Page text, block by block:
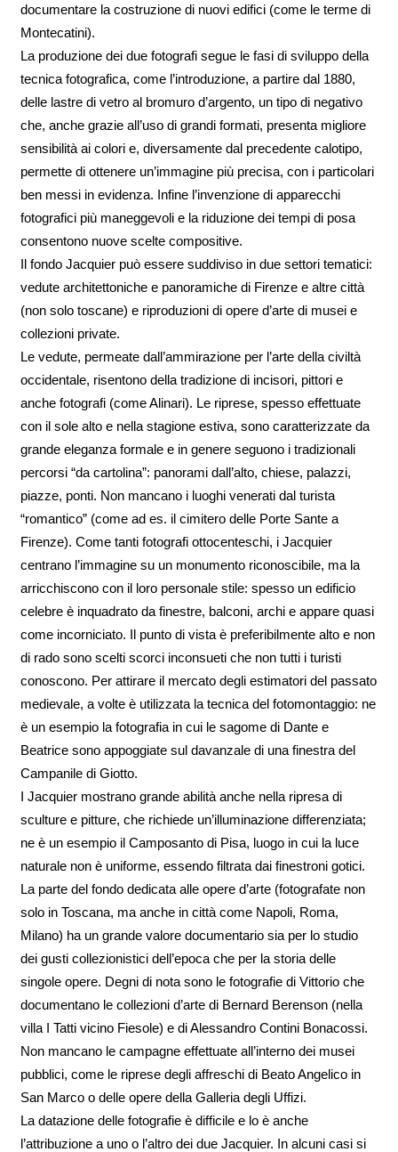
documentare la costruzione di nuovi edifici (come le terme di
Montecatini).
La produzione dei due fotografi segue le fasi di sviluppo della
tecnica fotografica, come l’introduzione, a partire dal 1880,
delle lastre di vetro al bromuro d’argento, un tipo di negativo
che, anche grazie all’uso di grandi formati, presenta migliore
sensibilità ai colori e, diversamente dal precedente calotipo,
permette di ottenere un’immagine più precisa, con i particolari
ben messi in evidenza. Infine l’invenzione di apparecchi
fotografici più maneggevoli e la riduzione dei tempi di posa
consentono nuove scelte compositive.
Il fondo Jacquier può essere suddiviso in due settori tematici:
vedute architettoniche e panoramiche di Firenze e altre città
(non solo toscane) e riproduzioni di opere d’arte di musei e
collezioni private.
Le vedute, permeate dall’ammirazione per l’arte della civiltà
occidentale, risentono della tradizione di incisori, pittori e
anche fotografi (come Alinari). Le riprese, spesso effettuate
con il sole alto e nella stagione estiva, sono caratterizzate da
grande eleganza formale e in genere seguono i tradizionali
percorsi “da cartolina”: panorami dall’alto, chiese, palazzi,
piazze, ponti. Non mancano i luoghi venerati dal turista
“romantico” (come ad es. il cimitero delle Porte Sante a
Firenze). Come tanti fotografi ottocenteschi, i Jacquier
centrano l’immagine su un monumento riconoscibile, ma la
arricchiscono con il loro personale stile: spesso un edificio
celebre è inquadrato da finestre, balconi, archi e appare quasi
come incorniciato. Il punto di vista è preferibilmente alto e non
di rado sono scelti scorci inconsueti che non tutti i turisti
conoscono. Per attirare il mercato degli estimatori del passato
medievale, a volte è utilizzata la tecnica del fotomontaggio: ne
è un esempio la fotografia in cui le sagome di Dante e
Beatrice sono appoggiate sul davanzale di una finestra del
Campanile di Giotto.
I Jacquier mostrano grande abilità anche nella ripresa di
sculture e pitture, che richiede un’illuminazione differenziata;
ne è un esempio il Camposanto di Pisa, luogo in cui la luce
naturale non è uniforme, essendo filtrata dai finestroni gotici.
La parte del fondo dedicata alle opere d’arte (fotografate non
solo in Toscana, ma anche in città come Napoli, Roma,
Milano) ha un grande valore documentario sia per lo studio
dei gusti collezionistici dell’epoca che per la storia delle
singole opere. Degni di nota sono le fotografie di Vittorio che
documentano le collezioni d’arte di Bernard Berenson (nella
villa I Tatti vicino Fiesole) e di Alessandro Contini Bonacossi.
Non mancano le campagne effettuate all’interno dei musei
pubblici, come le riprese degli affreschi di Beato Angelico in
San Marco o delle opere della Galleria degli Uffizi.
La datazione delle fotografie è difficile e lo è anche
l’attribuzione a uno o l’altro dei due Jacquier. In alcuni casi si